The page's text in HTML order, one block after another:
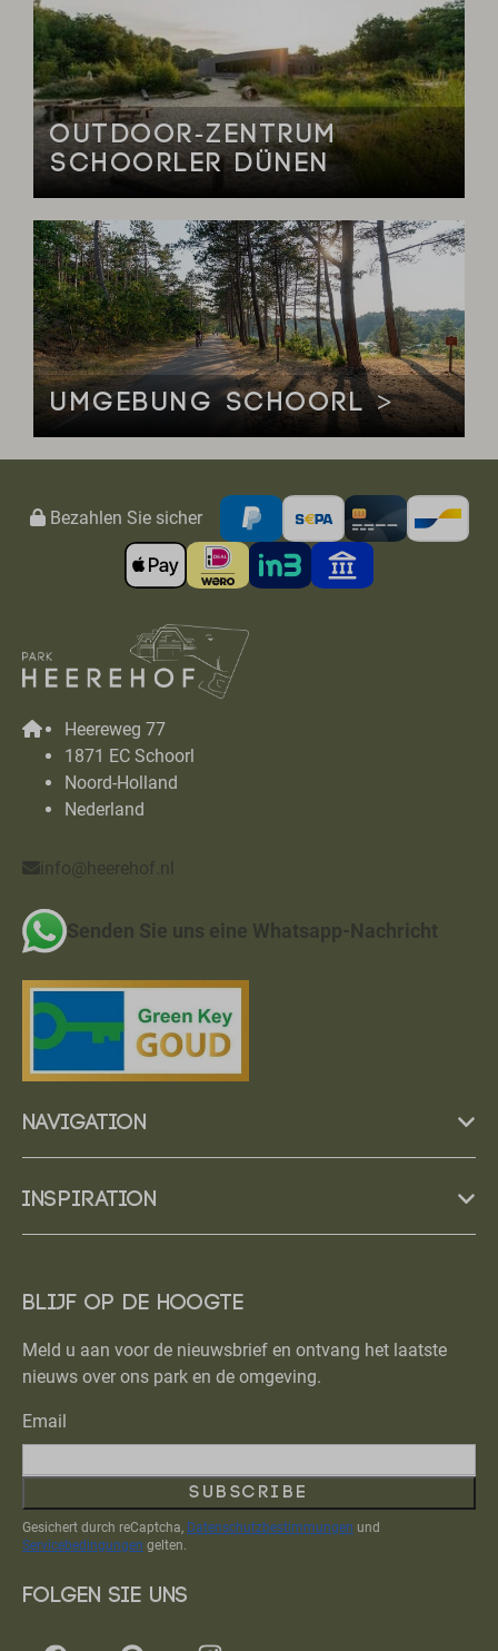
OUTDOOR-ZENTRUM
SCHOORLER DÜNEN
UMGEBUNG SCHOORL >
Bezahlen Sie sicher
Heereweg 77
1871 EC Schoorl
Noord-Holland
Nederland
info@heerehof.nl
Senden Sie uns eine Whatsapp-Nachricht
Navigation
Inspiration
Blijf op de hoogte
Meld u aan voor de nieuwsbrief en ontvang het laatste
nieuws over ons park en de omgeving.
Email
Subscribe
Gesichert durch reCaptcha, Datenschutzbestimmungen und
Servicebedingungen gelten.
Folgen Sie uns